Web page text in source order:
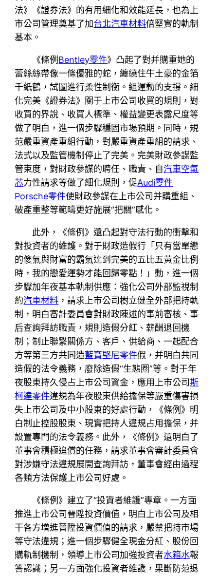
法》《證券法》的有用細化和效能延長，也為上
市公司管理奠基了加台北汽車材料倍堅實的軌制
基本。
《條例 Bentley零件》凸起了對并購重她的
蕾絲絲帶像一條優雅的蛇，纏繞住牛土豪的金箔
千紙鶴，試圖進行柔性制衡。組運動的支撐。細
化完美《證券法》關于上市公司收買的規則，對
收買的界說、收買人標準、權益變更表露尺度等
做了明白，進一個步驟穩固市場預期。同時，規
范嚴重資產重組行動，對嚴重資產重組的請求、
法式以及監管機制停止了完美。完美財政參謀監
管束度，對財政參謀的聘任、職責、自汽車空氣
芯力性請求等做了細化規則，促Audi零件
Porsche零件使財政參謀在上市公司并購重組、
破產重整等範疇更好施展“把關”感化。
此外，《條例》還凸起對守法行動的衝擊和
對投資者的維護。對于財政造假行「只有當單戀
的傻氣與財富的霸氣達到完美的五比五黃金比例
時，我的戀愛運勢才能回歸零點！」動，進一個
步驟加年夜基本軌制供應：強化公司外部監視制
約汽車材料 ，請求上市公司樹立健全外部把持軌
制，明白審計委員會對財政陳述的事前審核、事
后查詢拜訪職責，規則造假分紅、薪酬退回機
制；制止聯繫關係方、客戶、供給商、一起配合
方等第三方共同造藍寶堅尼零件假，并明白共同
造假的法令義務，廢除造假“生態圈”等。對于年
夜股東持久侵占上市公司資金，應用上市公司斯
柯達零件違規為年夜股東供給擔保等嚴重傷害損
失上市公司及中小股東的好處行動，《條例》明
白制止控股股東、現實把持人違規占用擔保，并
設置專門的法令義務。此外，《條例》還明白了
董事會積極追償的任務，請求董事會審計委員會
對涉嫌守法違規展開查詢拜訪，董事會經由過程
各類方法保護上市公司好處。
《條例》建立了“投資者維護”專章。一方面
推進上市公司晉陞投資價值，明白上市公司及相
干各方增進晉陞投資價值的請求，嚴禁把持市場
等守法違規；進一個步驟健全現金分紅、股份回
購軌制機制，領導上市公司加強投資者水箱水報
答認識；另一方面強化投資者維護，果斷防范退